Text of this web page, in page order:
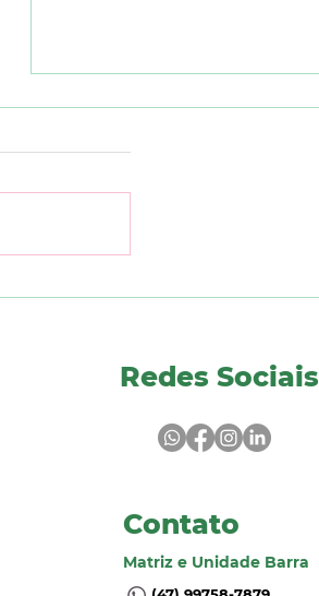
Redes Sociais
Contato
Matriz e Unidade Barra